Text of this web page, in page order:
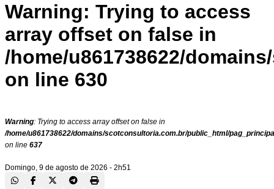
Warning: Trying to access
array offset on false in
/home/u861738622/
on line 630
Warning: Trying to access array offset on false in
/home/u861738622/domains/scotconsultoria.com.br/public_html/
on line 637
Domingo, 9 de agosto de 2026 - 2h51